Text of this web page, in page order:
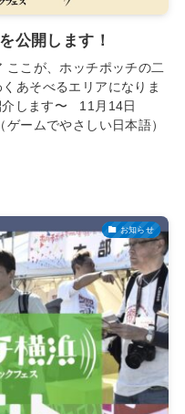
について
ログ
公開します！
ここが、ホッチポッチの二
あそべるエリアになりま
します〜 11月14日
ゲームでやさしい日本語）
お知らせ